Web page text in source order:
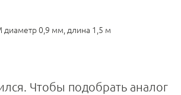
диаметр 0,9 мм, длина 1,5 м
Чтобы подобрать аналог